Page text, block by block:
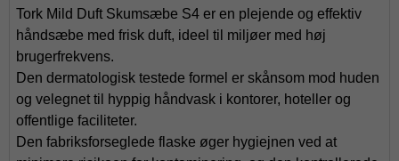
Tork Mild Duft Skumsæbe S4 er en plejende og effektiv
håndsæbe med frisk duft, ideel til miljøer med høj
brugerfrekvens.
Den dermatologisk testede formel er skånsom mod huden
og velegnet til hyppig håndvask i kontorer, hoteller og
offentlige faciliteter.
Den fabriksforseglede flaske øger hygiejnen ved at